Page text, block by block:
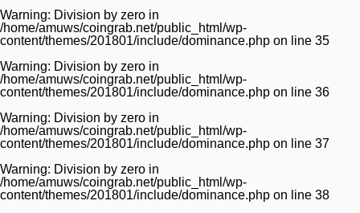
Warning: Division by zero in
/home/amuws/coingrab.net/public_html/wp-
content/themes/201801/include/dominance.php on line 35
Warning: Division by zero in
/home/amuws/coingrab.net/public_html/wp-
content/themes/201801/include/dominance.php on line 36
Warning: Division by zero in
/home/amuws/coingrab.net/public_html/wp-
content/themes/201801/include/dominance.php on line 37
Warning: Division by zero in
/home/amuws/coingrab.net/public_html/wp-
content/themes/201801/include/dominance.php on line 38